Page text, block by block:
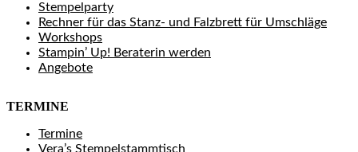
Stempelparty
Rechner für das Stanz- und Falzbrett für Umschläge
Workshops
Stampin’ Up! Beraterin werden
Angebote
TERMINE
Termine
Vera’s Stempelstammtisch